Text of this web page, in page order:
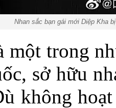
Nhan sắc bạn gái mới Diệp Kha
một trong
sở hữu
không